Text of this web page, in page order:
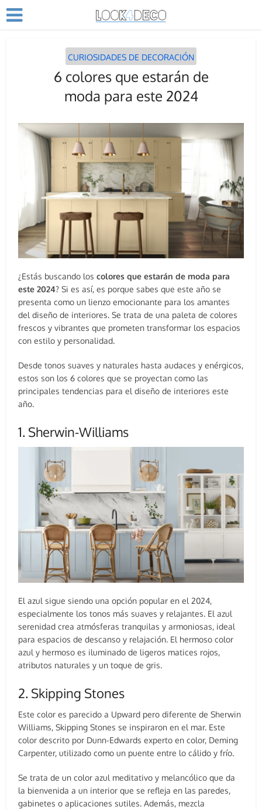
CURIOSIDADES DE DECORACIÓN
6 colores que estarán de
moda para este 2024
¿Estás buscando loscolores que estarán de moda para
este 2024? Si es así, es porque sabes que este año se
presenta como un lienzo emocionante para los amantes
del diseño de interiores. Se trata de una paleta de colores
frescos y vibrantes que prometen transformar los espacios
con estilo y personalidad.
Desde tonos suaves y naturales hasta audaces y enérgicos,
estos son los 6 colores que se proyectan como las
principales tendencias para el diseño de interiores este
año.
1. Sherwin-Williams
El azul sigue siendo una opción popular en el 2024,
especialmente los tonos más suaves y relajantes. El azul
serenidad crea atmósferas tranquilas y armoniosas, ideal
para espacios de descanso y relajación. El hermoso color
azul y hermoso es iluminado de ligeros matices rojos,
atributos naturales y un toque de gris.
2. Skipping Stones
Este color es parecido a Upward pero diferente de Sherwin
Williams, Skipping Stones se inspiraron en el mar. Este
color descrito por Dunn-Edwards experto en color, Deming
Carpenter, utilizado como un puente entre lo cálido y frío.
Se trata de un color azul meditativo y melancólico que da
la bienvenida a un interior que se refleja en las paredes,
gabinetes o aplicaciones sutiles. Además, mezcla